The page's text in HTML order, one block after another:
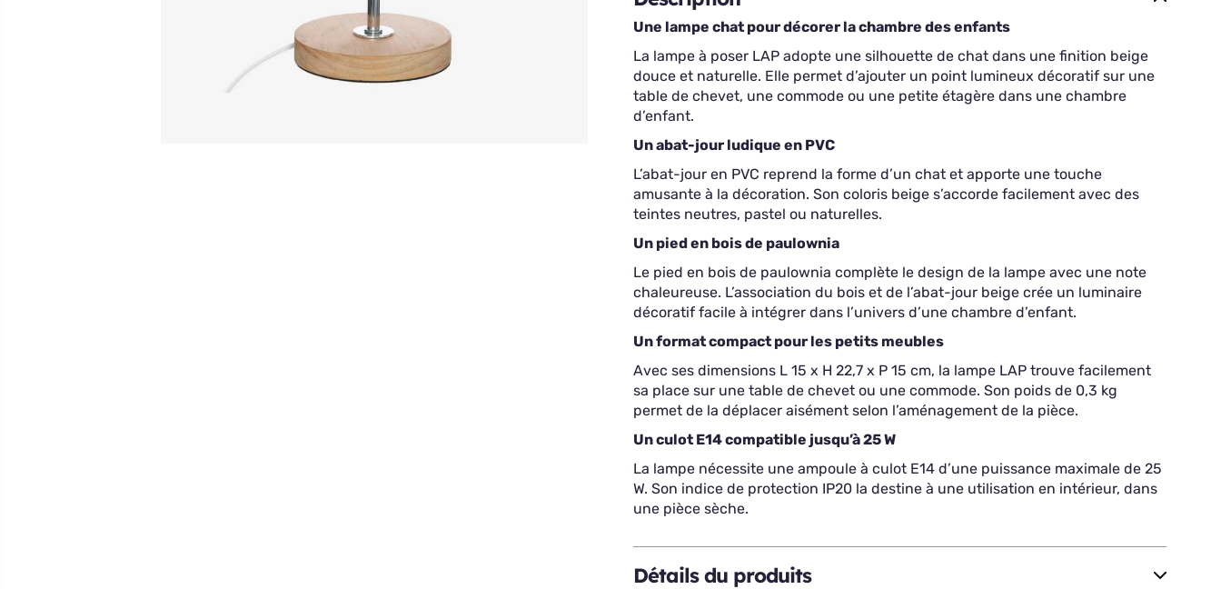
poser
chat
Une lampe chat pour décorer la chambre des enfants
La lampe à poser LAP adopte une silhouette de chat dans une finition beige
douce et naturelle. Elle permet d’ajouter un point lumineux décoratif sur une
table de chevet, une commode ou une petite étagère dans une chambre
d’enfant.
Un abat-jour ludique en PVC
L’abat-jour en PVC reprend la forme d’un chat et apporte une touche
amusante à la décoration. Son coloris beige s’accorde facilement avec des
teintes neutres, pastel ou naturelles.
Un pied en bois de paulownia
Le pied en bois de paulownia complète le design de la lampe avec une note
chaleureuse. L’association du bois et de l’abat-jour beige crée un luminaire
décoratif facile à intégrer dans l’univers d’une chambre d’enfant.
Un format compact pour les petits meubles
Avec ses dimensions L 15 x H 22,7 x P 15 cm, la lampe LAP trouve facilement
sa place sur une table de chevet ou une commode. Son poids de 0,3 kg
permet de la déplacer aisément selon l’aménagement de la pièce.
Un culot E14 compatible jusqu’à 25 W
La lampe nécessite une ampoule à culot E14 d’une puissance maximale de 25
W. Son indice de protection IP20 la destine à une utilisation en intérieur, dans
une pièce sèche.
Détails du produits